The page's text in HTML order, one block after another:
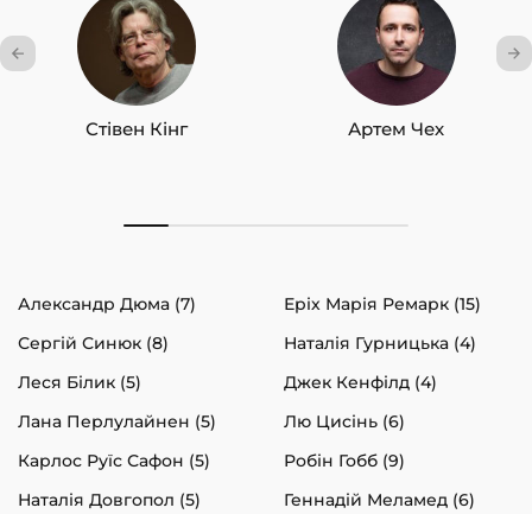
Стівен Кінг Артем Чех
Александр Дюма (7)
Еріх Марія Ремарк (15)
Сергій Синюк (8)
Наталія Гурницька (4)
Леся Білик (5)
Джек Кенфілд (4)
Лана Перлулайнен (5)
Лю Цисінь (6)
Карлос Руїс Сафон (5)
Робін Гобб (9)
Наталія Довгопол (5)
Геннадій Меламед (6)